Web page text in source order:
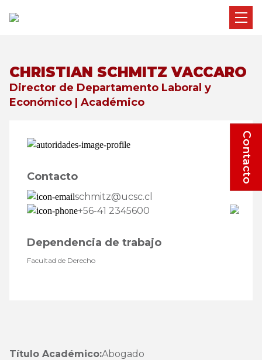
CHRISTIAN SCHMITZ VACCARO
Director de Departamento Laboral y
Económico | Académico
Contacto
schmitz@ucsc.cl
+56-41 2345600
Dependencia de trabajo
Facultad de Derecho
Título Académico:Abogado
Contacto